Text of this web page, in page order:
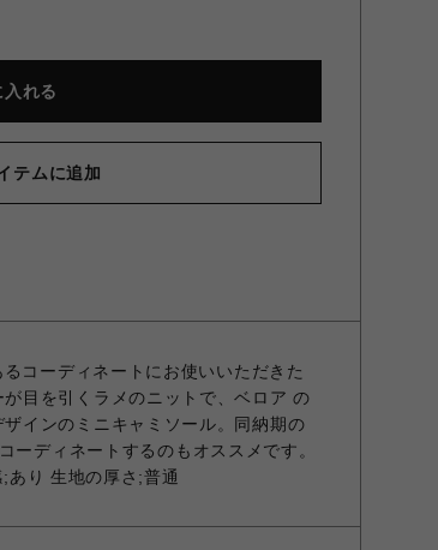
入れる
テムに追加
コーディネートにお使いいただきた
目を引くラメのニットで、ベロア の
インのミニキャミソール。同納期の
ーディネートするのもオススメです。
り 生地の厚さ;普通